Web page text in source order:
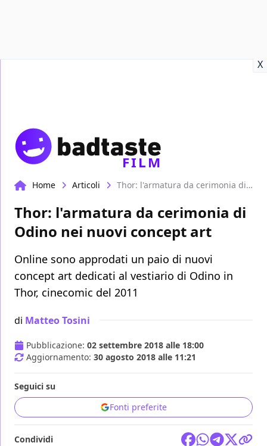
X
FILM
Home Articoli Thor: l'armatura da cerimonia di Odino nei nuovi concept art
Thor: l'armatura da cerimonia di
Odino nei nuovi concept art
Online sono approdati un paio di nuovi
concept art dedicati al vestiario di Odino in
Thor, cinecomic del 2011
di Matteo Tosini
Pubblicazione: 02 settembre 2018 alle 18:00
Aggiornamento: 30 agosto 2018 alle 11:21
Seguici su
Fonti preferite
Condividi